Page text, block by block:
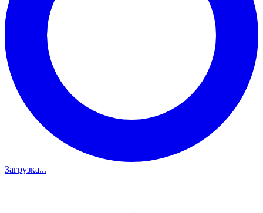
Загрузка...